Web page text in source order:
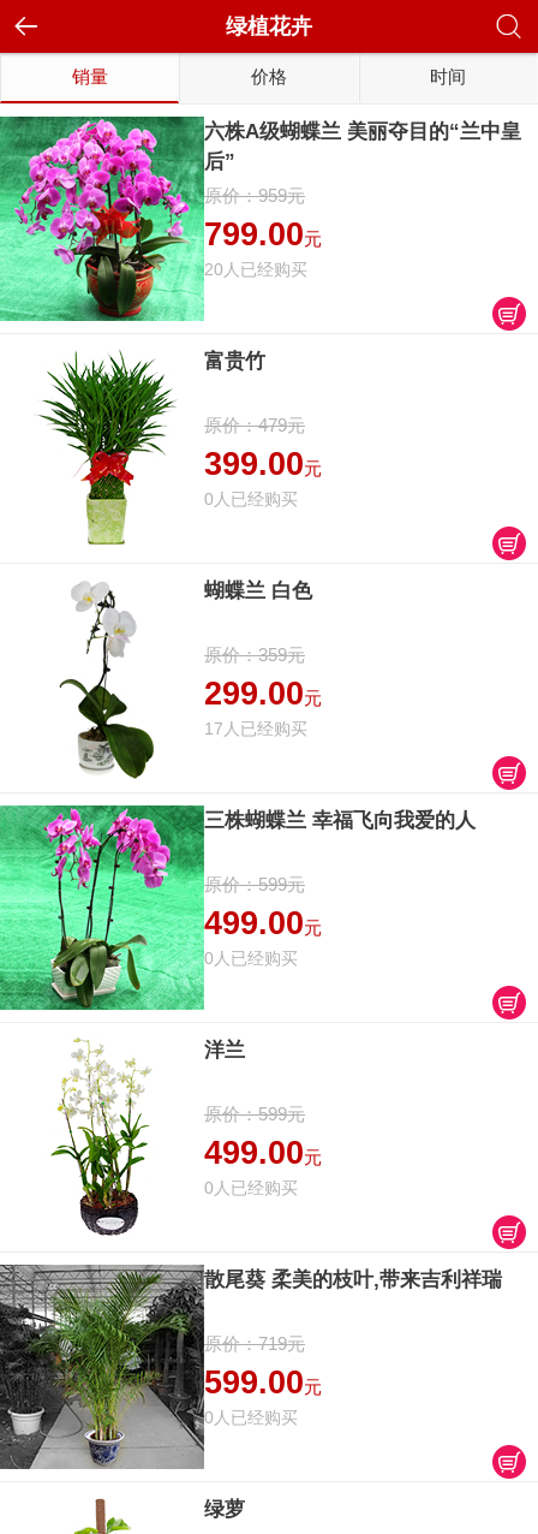
绿植花卉
销量 价格 时间
六株A级蝴蝶兰 美丽夺目的“兰中皇
后”
原价：959元
799.00元
20人已经购买
富贵竹
原价：479元
399.00元
0人已经购买
蝴蝶兰 白色
原价：359元
299.00元
17人已经购买
三株蝴蝶兰 幸福飞向我爱的人
原价：599元
499.00元
0人已经购买
洋兰
原价：599元
499.00元
0人已经购买
散尾葵 柔美的枝叶,带来吉利祥瑞
原价：719元
599.00元
0人已经购买
绿萝